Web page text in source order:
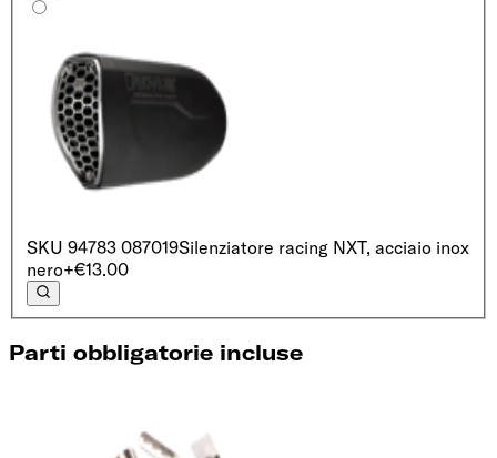
SKU 94783 087019Silenziatore racing NXT, acciaio inox
nero+€13.00
Parti obbligatorie incluse